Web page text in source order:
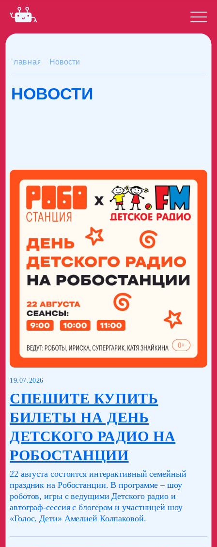
19.07.2026
СПЕШИТЕ КУПИТЬ
БИЛЕТЫ НА ДЕНЬ
ДЕТСКОГО РАДИО НА
РОБОСТАНЦИИ
22 августа состоится интерактивный семейный
праздник на Робостанции. В программе – шоу
роботов, игры с ведущими Детского радио и
автограф-сессия с блогером и участницей шоу
«Голос. Дети» Амелией Колпаковой.